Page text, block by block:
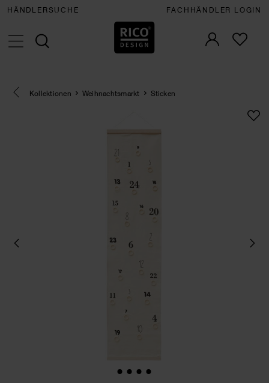
HÄNDLERSUCHE FACHHÄNDLER LOGIN
Eine Kategorie zurück navigieren
Kollektionen Weihnachtsmarkt Sticken